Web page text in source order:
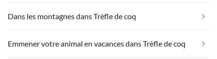
Dans les montagnes dans Trèfle de coq
Emmener votre animal en vacances dans Trèfle de coq